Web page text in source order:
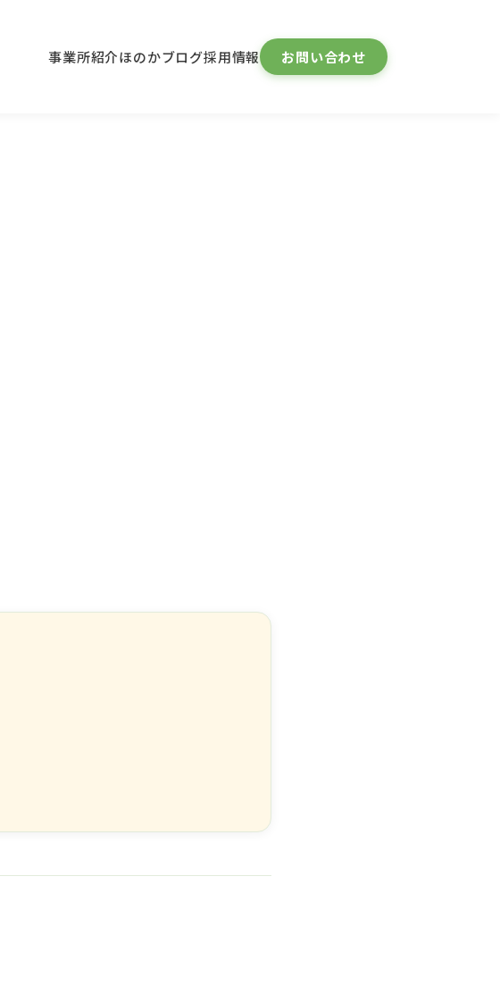
事業所紹介ほのかブログ採用情報 お問い合わせ